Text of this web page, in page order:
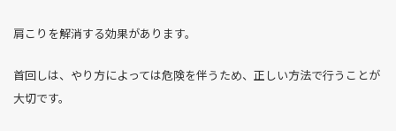
肩こりを解消する効果があります。
首回しは、やり方によっては危険を伴うため、正しい方法で行うことが
大切です。